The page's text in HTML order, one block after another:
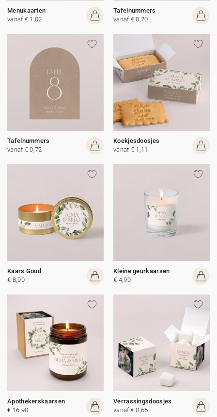
Menukaarten
vanaf € 1,02
Tafelnummers
vanaf € 0,70
Tafelnummers
vanaf € 0,72
Koekjesdoosjes
vanaf € 1,11
Kaars Goud
€ 8,90
Kleine geurkaarsen
€ 4,90
Apothekerskaarsen
€ 16,90
Verrassingsdoosjes
vanaf € 0,65